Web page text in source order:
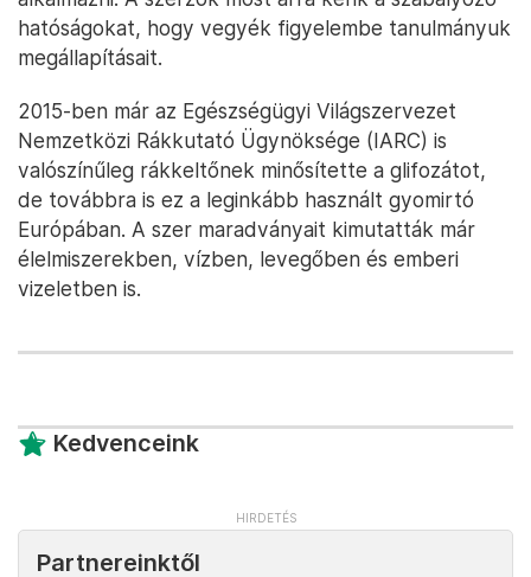
hatóságokat, hogy vegyék figyelembe tanulmányuk
megállapításait.
2015-ben már az Egészségügyi Világszervezet
Nemzetközi Rákkutató Ügynöksége (IARC) is
valószínűleg rákkeltőnek minősítette a glifozátot,
de továbbra is ez a leginkább használt gyomirtó
Európában. A szer maradványait kimutatták már
élelmiszerekben, vízben, levegőben és emberi
vizeletben is.
Kedvenceink
Partnereinktől